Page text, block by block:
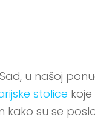
u našoj
stolice
kako su se